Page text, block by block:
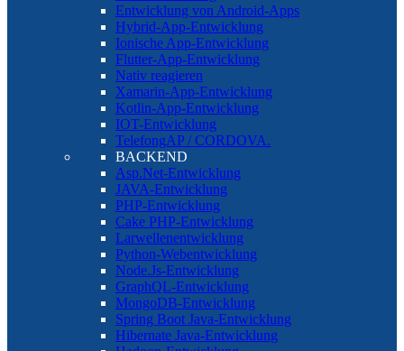
Entwicklung von Android-Apps
Hybrid-App-Entwicklung
Ionische App-Entwicklung
Flutter-App-Entwicklung
Nativ reagieren
Xamarin-App-Entwicklung
Kotlin-App-Entwicklung
IOT-Entwicklung
TelefongAP / CORDOVA.
BACKEND
Asp.Net-Entwicklung
JAVA-Entwicklung
PHP-Entwicklung
Cake PHP-Entwicklung
Larwellenentwicklung
Python-Webentwicklung
Node.Js-Entwicklung
GraphQL-Entwicklung
MongoDB-Entwicklung
Spring Boot Java-Entwicklung
Hibernate Java-Entwicklung